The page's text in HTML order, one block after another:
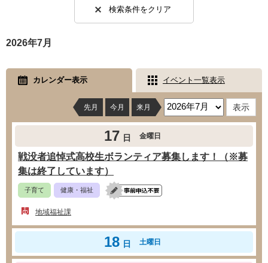
検索条件をクリア
2026年7月
カレンダー表示 イベント一覧表示
先月 今月 来月
17 日 金曜日
戦没者追悼式高校生ボランティア募集します！（※募
集は終了しています）
子育て 健康・福祉
地域福祉課
18 日 土曜日